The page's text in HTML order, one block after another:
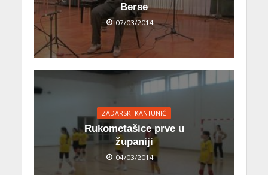
Berse
07/03/2014
ZADARSKI KANTUNIĆ
Rukometašice prve u
županiji
04/03/2014